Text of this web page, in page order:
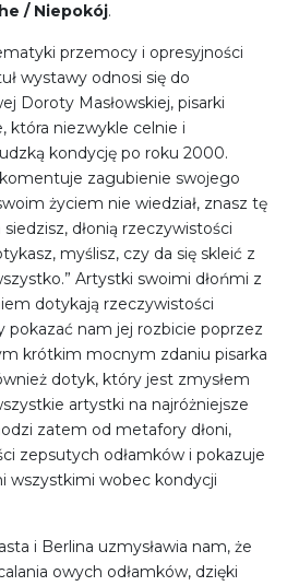
/ Niepokój.
przemocy i opresyjności
wystawy odnosi się do
Doroty Masłowskiej, pisarki
która niezwykle celnie i
kondycję po roku 2000.
zagubienie swojego
życiem nie wiedział, znasz tę
dłonią rzeczywistości
myślisz, czy da się skleić z
Artystki swoimi dłońmi z
dotykają rzeczywistości
pokazać nam jej rozbicie poprzez
krótkim mocnym zdaniu pisarka
dotyk, który jest zmysłem
artystki na najróżniejsze
zatem od metafory dłoni,
zepsutych odłamków i pokazuje
wszystkimi wobec kondycji
i Berlina uzmysławia nam, że
owych odłamków, dzięki